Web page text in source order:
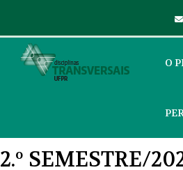
O
2.º SEMESTRE/